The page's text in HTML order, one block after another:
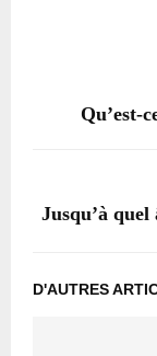
Qu’est-
Jusqu’à
D'AUTRES